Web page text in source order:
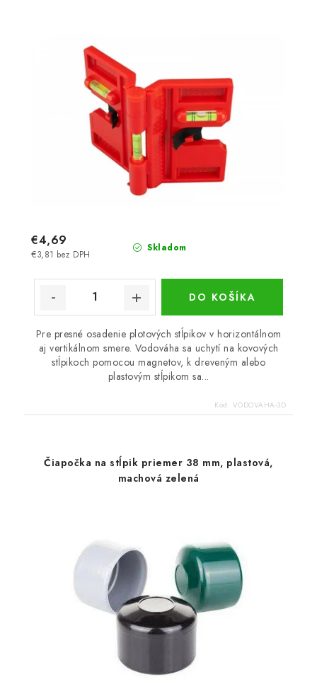
Skladom
€3,81 bez DPH
€4,69
DO KOŠÍKA
Pre presné osadenie plotových stĺpikov v horizontálnom
aj vertikálnom smere. Vodováha sa uchytí na kovových
stĺpikoch pomocou magnetov, k dreveným alebo
plastovým stĺpikom sa...
Kód: VODOVAHA-3D
Čiapočka na stĺpik priemer 38 mm, plastová,
machová zelená